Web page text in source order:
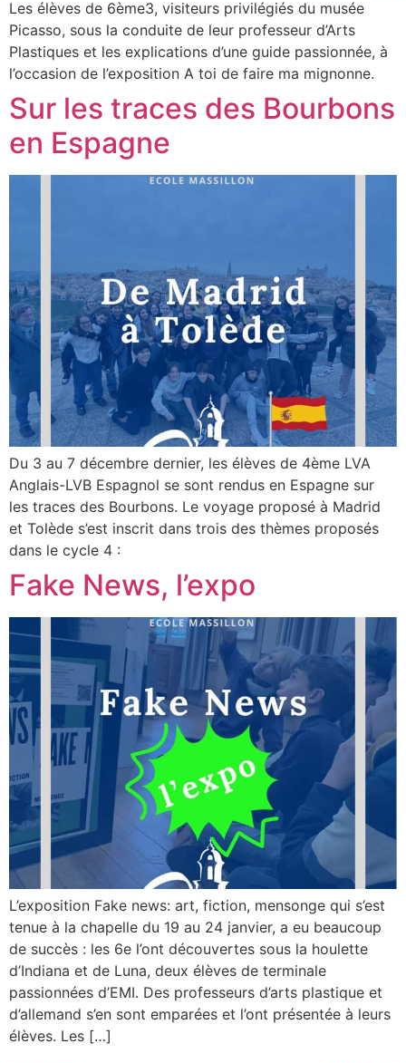
Les élèves de 6ème3, visiteurs privilégiés du musée
Picasso, sous la conduite de leur professeur d’Arts
Plastiques et les explications d’une guide passionnée, à
l’occasion de l’exposition A toi de faire ma mignonne.
Sur les traces des Bourbons
en Espagne
Du 3 au 7 décembre dernier, les élèves de 4ème LVA
Anglais-LVB Espagnol se sont rendus en Espagne sur
les traces des Bourbons. Le voyage proposé à Madrid
et Tolède s’est inscrit dans trois des thèmes proposés
dans le cycle 4 :
Fake News, l’expo
L’exposition Fake news: art, fiction, mensonge qui s’est
tenue à la chapelle du 19 au 24 janvier, a eu beaucoup
de succès : les 6e l’ont découvertes sous la houlette
d’Indiana et de Luna, deux élèves de terminale
passionnées d’EMI. Des professeurs d’arts plastique et
d’allemand s’en sont emparées et l’ont présentée à leurs
élèves. Les […]